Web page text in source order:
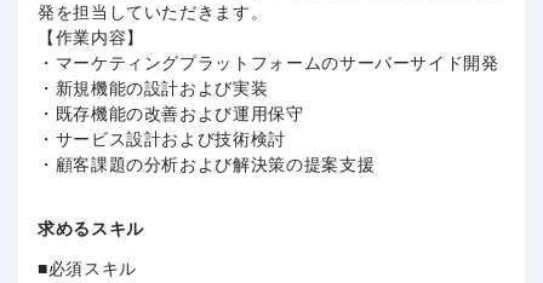
発を担当していただきます。
【作業内容】
・マーケティングプラットフォームのサーバーサイド開発
・新規機能の設計および実装
・既存機能の改善および運用保守
・サービス設計および技術検討
・顧客課題の分析および解決策の提案支援
求めるスキル
必須スキル